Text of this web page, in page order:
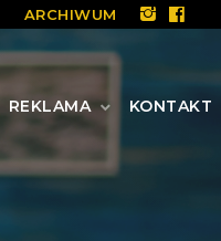
ARCHIWUM
REKLAMA KONTAKT